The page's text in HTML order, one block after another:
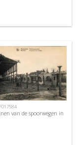
van de spoorwegen in